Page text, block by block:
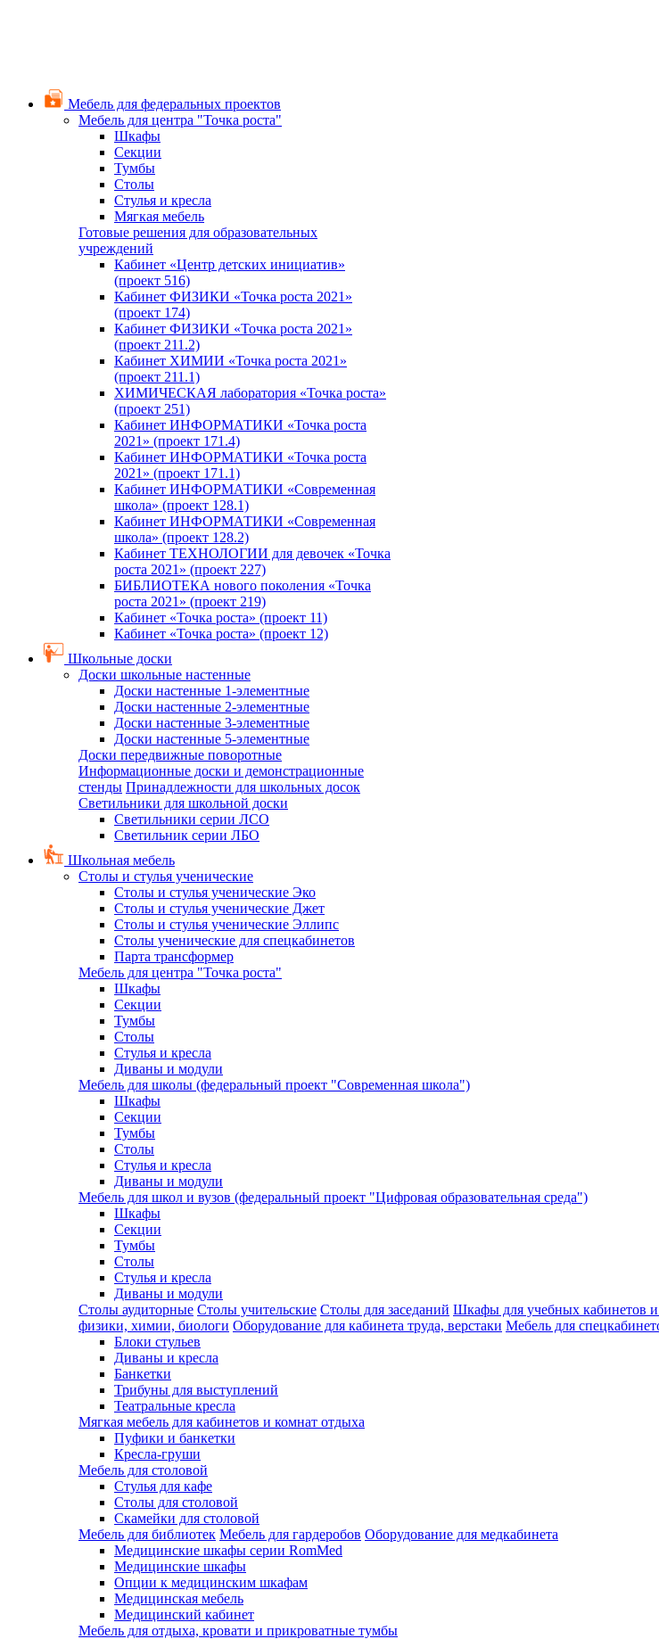
Мебель для федеральных проектов
Мебель для центра "Точка роста"
Шкафы
Секции
Тумбы
Столы
Стулья и кресла
Мягкая мебель
Готовые решения для образовательных
учреждений
Кабинет «Центр детских инициатив»
(проект 516)
Кабинет ФИЗИКИ «Точка роста 2021»
(проект 174)
Кабинет ФИЗИКИ «Точка роста 2021»
(проект 211.2)
Кабинет ХИМИИ «Точка роста 2021»
(проект 211.1)
ХИМИЧЕСКАЯ лаборатория «Точка роста»
(проект 251)
Кабинет ИНФОРМАТИКИ «Точка роста
2021» (проект 171.4)
Кабинет ИНФОРМАТИКИ «Точка роста
2021» (проект 171.1)
Кабинет ИНФОРМАТИКИ «Современная
школа» (проект 128.1)
Кабинет ИНФОРМАТИКИ «Современная
школа» (проект 128.2)
Кабинет ТЕХНОЛОГИИ для девочек «Точка
роста 2021» (проект 227)
БИБЛИОТЕКА нового поколения «Точка
роста 2021» (проект 219)
Кабинет «Точка роста» (проект 11)
Кабинет «Точка роста» (проект 12)
Школьные доски
Доски школьные настенные
Доски настенные 1-элементные
Доски настенные 2-элементные
Доски настенные 3-элементные
Доски настенные 5-элементные
Доски передвижные поворотные
Информационные доски и демонстрационные
стенды Принадлежности для школьных досок
Светильники для школьной доски
Светильники серии ЛСО
Светильник серии ЛБО
Школьная мебель
Столы и стулья ученические
Столы и стулья ученические Эко
Столы и стулья ученические Джет
Столы и стулья ученические Эллипс
Столы ученические для спецкабинетов
Парта трансформер
Мебель для центра "Точка роста"
Шкафы
Секции
Тумбы
Столы
Стулья и кресла
Диваны и модули
Мебель для школы (федеральный проект "Современная школа")
Шкафы
Секции
Тумбы
Столы
Стулья и кресла
Диваны и модули
Мебель для школ и вузов (федеральный проект "Цифровая образовательная среда")
Шкафы
Секции
Тумбы
Столы
Стулья и кресла
Диваны и модули
Столы аудиторные Столы учительские Столы для заседаний Шкафы для учебных кабинетов и
физики, химии, биологи Оборудование для кабинета труда, верстаки Мебель для
Блоки стульев
Диваны и кресла
Банкетки
Трибуны для выступлений
Театральные кресла
Мягкая мебель для кабинетов и комнат отдыха
Пуфики и банкетки
Кресла-груши
Мебель для столовой
Cтулья для кафе
Cтолы для столовой
Скамейки для столовой
Мебель для библиотек Мебель для гардеробов Оборудование для медкабинета
Медицинские шкафы серии RomMed
Медицинские шкафы
Опции к медицинским шкафам
Медицинская мебель
Медицинский кабинет
Мебель для отдыха, кровати и прикроватные тумбы